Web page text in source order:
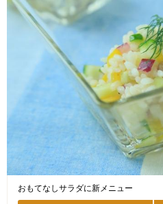
おもてなしサラダに新メニュー